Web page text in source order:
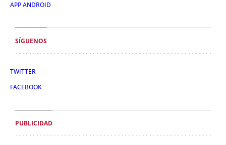
APP ANDROID
SÍGUENOS
TWITTER
FACEBOOK
PUBLICIDAD